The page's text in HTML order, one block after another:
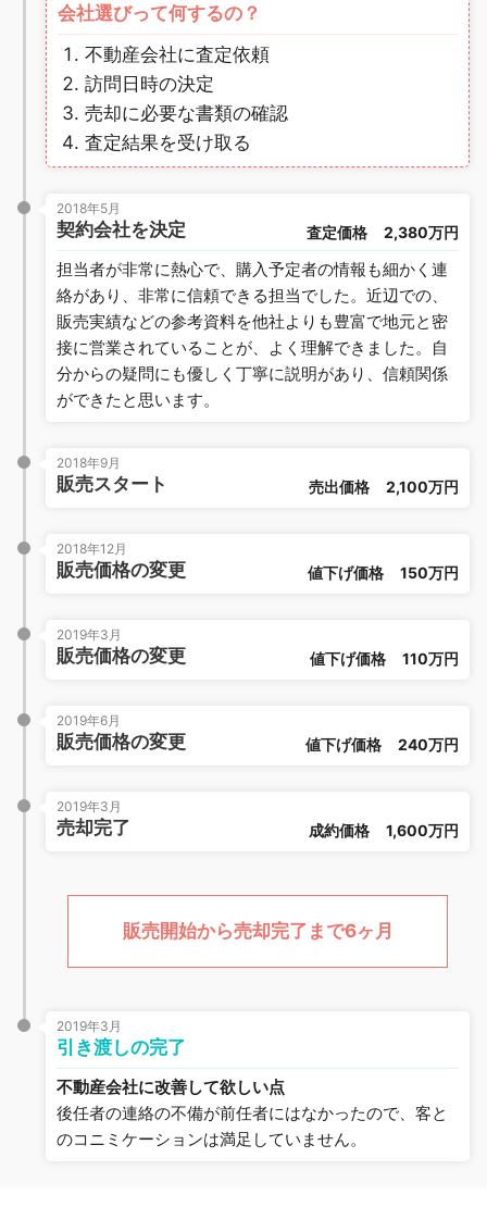
会社選びって何するの？
不動産会社に査定依頼
訪問日時の決定
売却に必要な書類の確認
査定結果を受け取る
2018年5月
契約会社を決定 査定価格 2,380万円
担当者が非常に熱心で、購入予定者の情報も細かく連
絡があり、非常に信頼できる担当でした。近辺での、
販売実績などの参考資料を他社よりも豊富で地元と密
接に営業されていることが、よく理解できました。自
分からの疑問にも優しく丁寧に説明があり、信頼関係
ができたと思います。
2018年9月
販売スタート 売出価格 2,100万円
2018年12月
販売価格の変更 値下げ価格 150万円
2019年3月
販売価格の変更 値下げ価格 110万円
2019年6月
販売価格の変更 値下げ価格 240万円
2019年3月
売却完了 成約価格 1,600万円
販売開始から売却完了まで6ヶ月
2019年3月
引き渡しの完了
不動産会社に改善して欲しい点
後任者の連絡の不備が前任者にはなかったので、客と
のコニミケーションは満足していません。